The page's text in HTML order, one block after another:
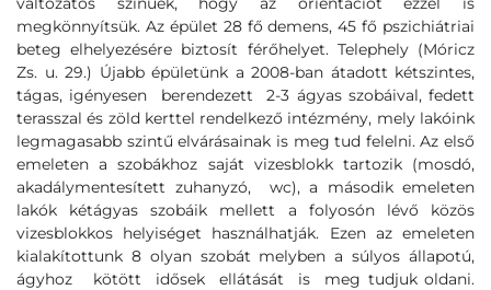
megkönnyítsük. Az épület 28 fő demens, 45 fő pszichiátriai
beteg elhelyezésére biztosít férőhelyet. Telephely (Móricz
Zs. u. 29.) Újabb épületünk a 2008-ban átadott kétszintes,
tágas, igényesen berendezett 2-3 ágyas szobáival, fedett
terasszal és zöld kerttel rendelkező intézmény, mely lakóink
legmagasabb szintű elvárásainak is meg tud felelni. Az első
emeleten a szobákhoz saját vizesblokk tartozik (mosdó,
akadálymentesített zuhanyzó, wc), a második emeleten
lakók kétágyas szobáik mellett a folyosón lévő közös
vizesblokkos helyiséget használhatják. Ezen az emeleten
kialakítottunk 8 olyan szobát melyben a súlyos állapotú,
ágyhoz kötött idősek ellátását is meg tudjuk oldani.